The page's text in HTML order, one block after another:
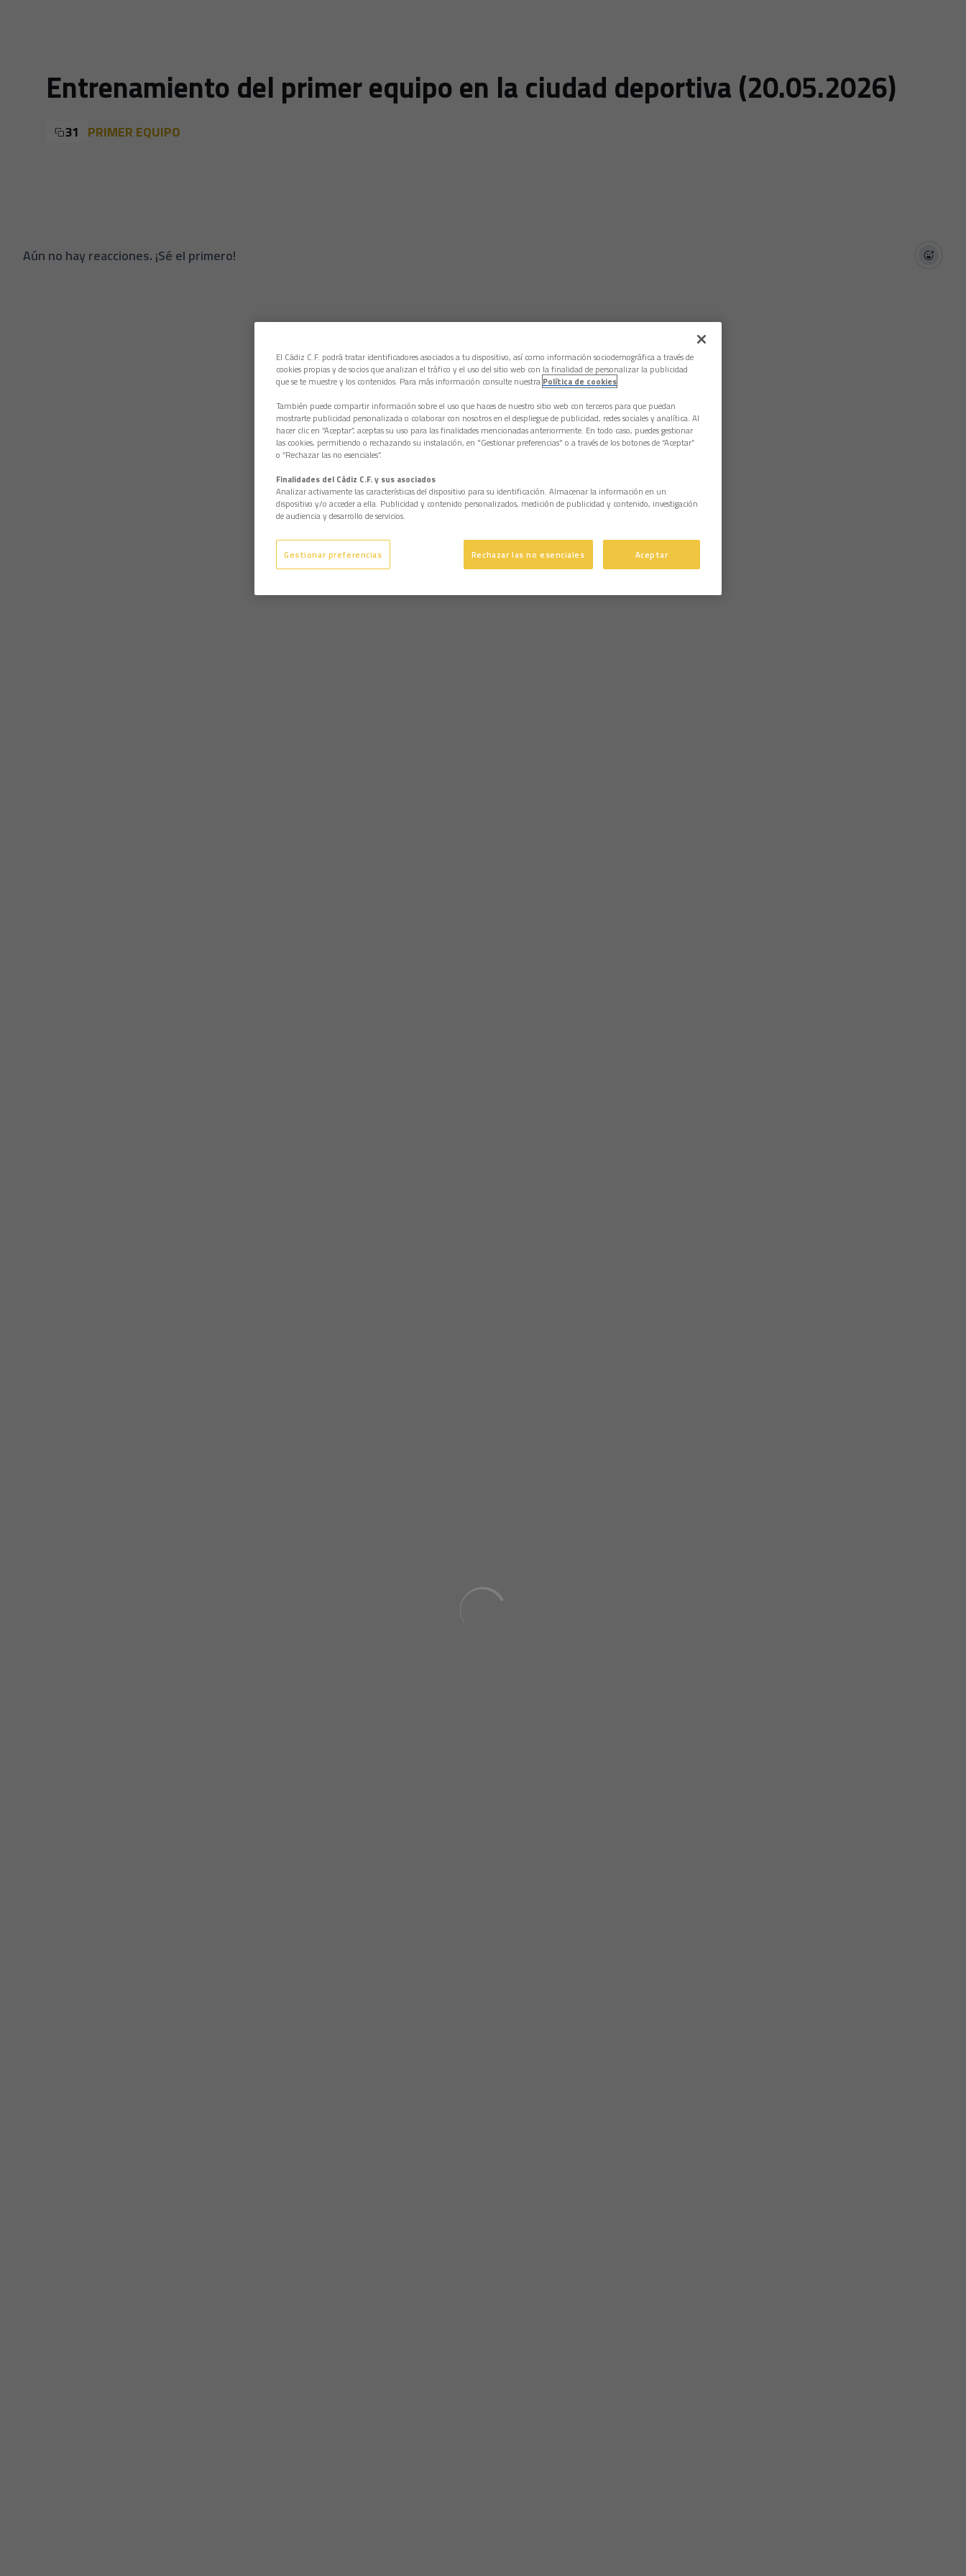
Entrenamiento del primer equipo en la ciudad deportiva (20.05.2026)
31 PRIMER EQUIPO
Aún no hay reacciones. ¡Sé el primero!
El Cádiz C.F. podrá tratar identificadores asociados a tu dispositivo, así como información sociodemográfica a través de
cookies propias y de socios que analizan el tráfico y el uso del sitio web con la finalidad de personalizar la publicidad
que se te muestre y los contenidos. Para más información consulte nuestra Política de cookies
También puede compartir información sobre el uso que haces de nuestro sitio web con terceros para que puedan
mostrarte publicidad personalizada o colaborar con nosotros en el despliegue de publicidad, redes sociales y analítica. Al
hacer clic en “Aceptar”, aceptas su uso para las finalidades mencionadas anteriormente. En todo caso, puedes gestionar
las cookies, permitiendo o rechazando su instalación, en "Gestionar preferencias" o a través de los botones de “Aceptar”
o “Rechazar las no esenciales”.
Finalidades del Cádiz C.F. y sus asociados
Analizar activamente las características del dispositivo para su identificación. Almacenar la información en un
dispositivo y/o acceder a ella. Publicidad y contenido personalizados, medición de publicidad y contenido, investigación
de audiencia y desarrollo de servicios.
Gestionar preferencias Rechazar las no esenciales Aceptar